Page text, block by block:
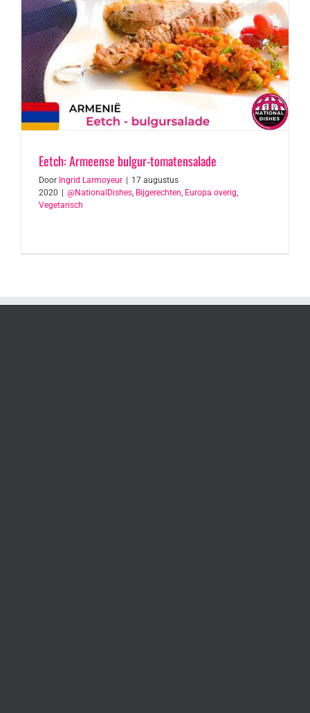
Eetch: Armeense bulgur-tomatensalade
Door Ingrid Larmoyeur
17 augustus
2020
@NationalDishes, Bijgerechten, Europa overig,
Vegetarisch